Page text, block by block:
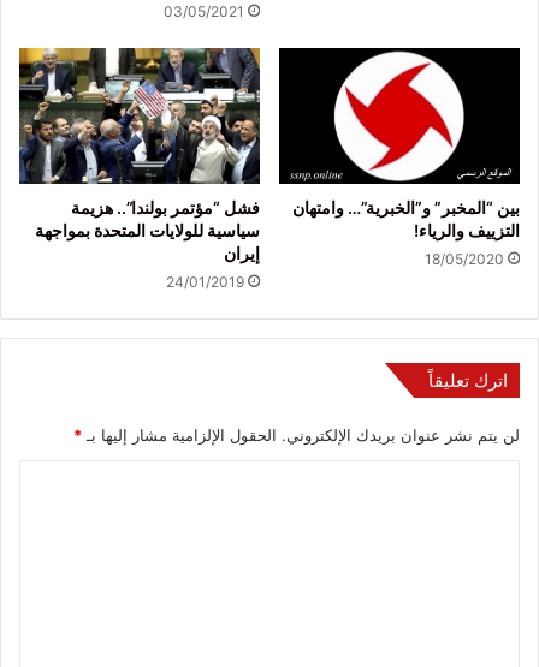
03/05/2021
بين “المخبر” و”الخبرية”… وامتهان
التزييف والرياء!
18/05/2020
فشل “مؤتمر بولندا”.. هزيمة
سياسية للولايات المتحدة بمواجهة
إيران
24/01/2019
اترك تعليقاً
لن يتم نشر عنوان بريدك الإلكتروني. الحقول الإلزامية مشار إليها بـ *